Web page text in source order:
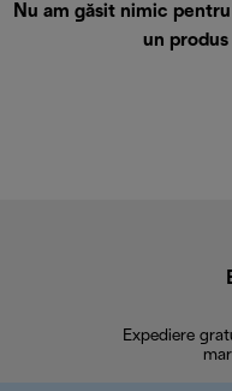
Nu am găsit nimic
un produs
Expediere